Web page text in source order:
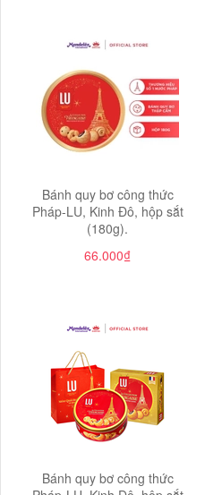
Bánh quy bơ công thức
Pháp-LU, Kinh Đô, hộp sắt
(180g).
66.000₫
Bánh quy bơ công thức